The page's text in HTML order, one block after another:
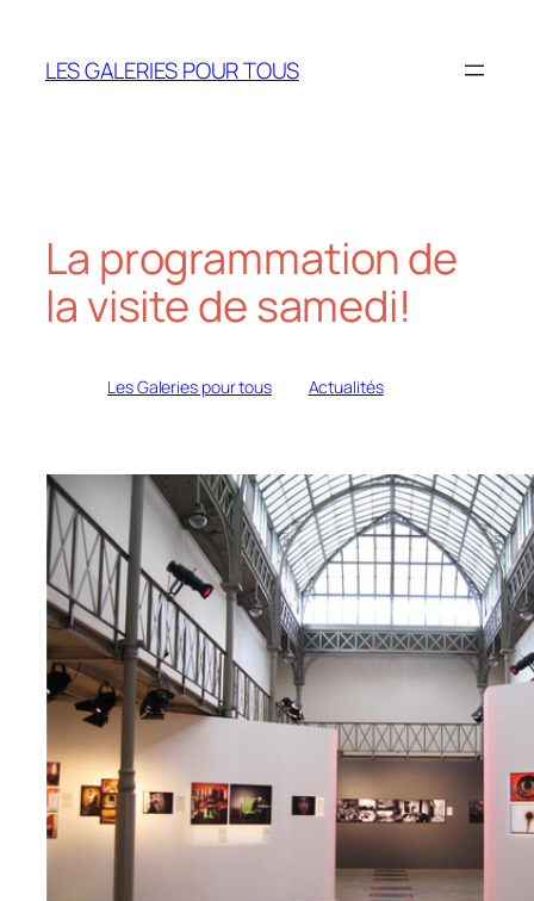
contenu
LES GALERIES POUR TOUS
La programmation de
la visite de samedi!
Les Galeries pour tousdans Actualités